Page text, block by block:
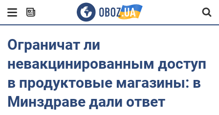
Ограничат ли
невакцинированным доступ
в продуктовые магазины: в
Минздраве дали ответ